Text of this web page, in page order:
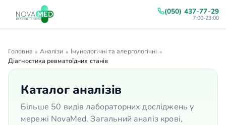
(050) 437-77-29
7:00-23:00
Головна » Аналізи » Імунологічні та алергологічні »
Діагностика ревматоїдних станів
Каталог аналізів
Більше 50 видів лабораторних досліджень у
мережі NovaMed. Загальний аналіз крові,